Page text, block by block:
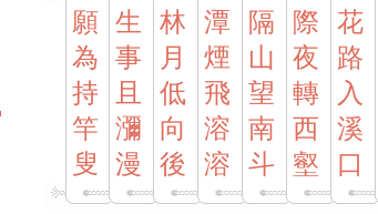
願
為
持
竿
叟
生
事
且
瀰
漫
林
月
低
向
後
潭
煙
飛
溶
溶
隔
山
望
南
斗
際
夜
轉
西
壑
花
路
入
溪
口